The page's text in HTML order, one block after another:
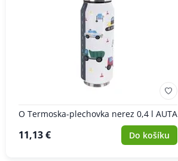
O Termoska-plechovka nerez 0,4 l AUTA
11,13 € Do košíku